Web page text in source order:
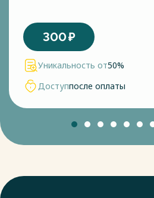
300₽
Уникальность от50%
Доступпосле оплаты